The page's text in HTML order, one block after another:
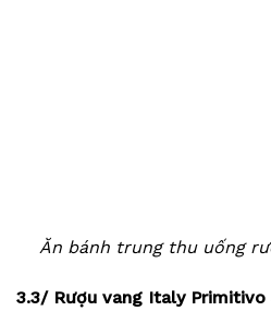
Ăn bánh trung thu uống
3.3/ Rượu vang Italy Primitivo